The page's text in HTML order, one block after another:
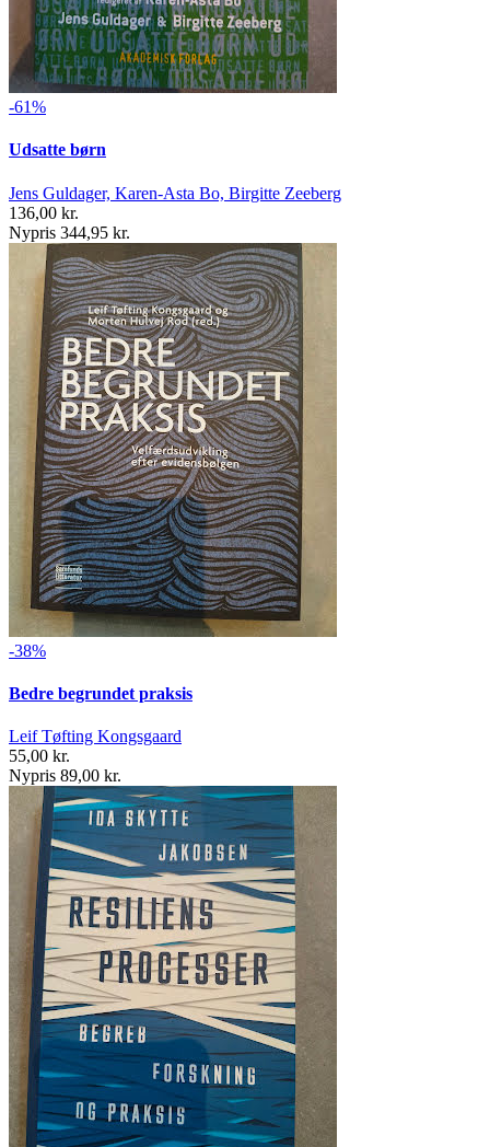
-61%
Udsatte børn
Jens Guldager, Karen-Asta Bo, Birgitte Zeeberg
136,00 kr.
Nypris 344,95 kr.
-38%
Bedre begrundet praksis
Leif Tøfting Kongsgaard
55,00 kr.
Nypris 89,00 kr.